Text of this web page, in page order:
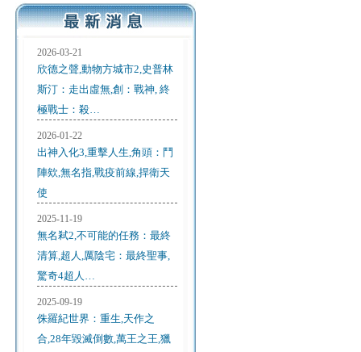
2026-03-21
欣德之聲,動物方城市2,史普林
斯汀：走出虛無,創：戰神, 終
極戰士：殺…
2026-01-22
出神入化3,重擊人生,角頭：鬥
陣欸,無名指,戰疫前線,捍衛天
使
2025-11-19
無名弒2,不可能的任務：最終
清算,超人,厲陰宅：最終聖事,
驚奇4超人…
2025-09-19
侏羅紀世界：重生,天作之
合,28年毀滅倒數,萬王之王,獵